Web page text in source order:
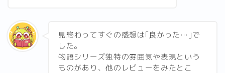
見終わってすぐの感想は｢良かった…｣で
した。
物語シリーズ独特の雰囲気や表現という
ものがあり、他のレビューをみたとこ